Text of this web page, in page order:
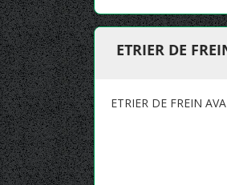
ETRIER DE
ETRIER DE FREIN